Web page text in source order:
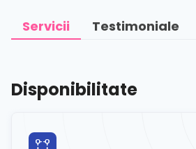
Servicii Testimoniale
Disponibilitate